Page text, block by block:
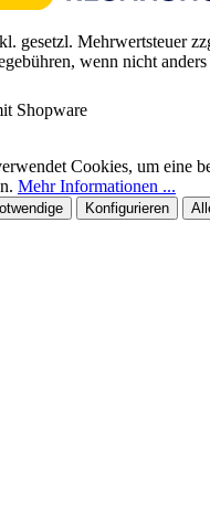
gesetzl. Mehrwertsteuer
wenn nicht anders
Shopware
Cookies, um eine
Mehr Informationen ...
Konfigurieren